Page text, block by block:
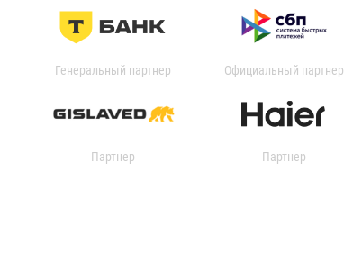
Генеральный партнер Официальный партнер
Партнер Партнер